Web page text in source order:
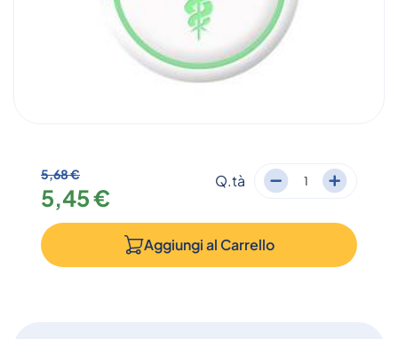
5,68 €
5,45 €
Q.tà
Aggiungi al Carrello